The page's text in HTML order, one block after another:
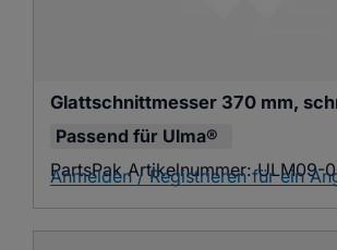
Glattschnittmesser 370 mm,
Passend für Ulma®
PartsPak Artikelnummer:ULM09-
Anmelden / Registrieren für ein